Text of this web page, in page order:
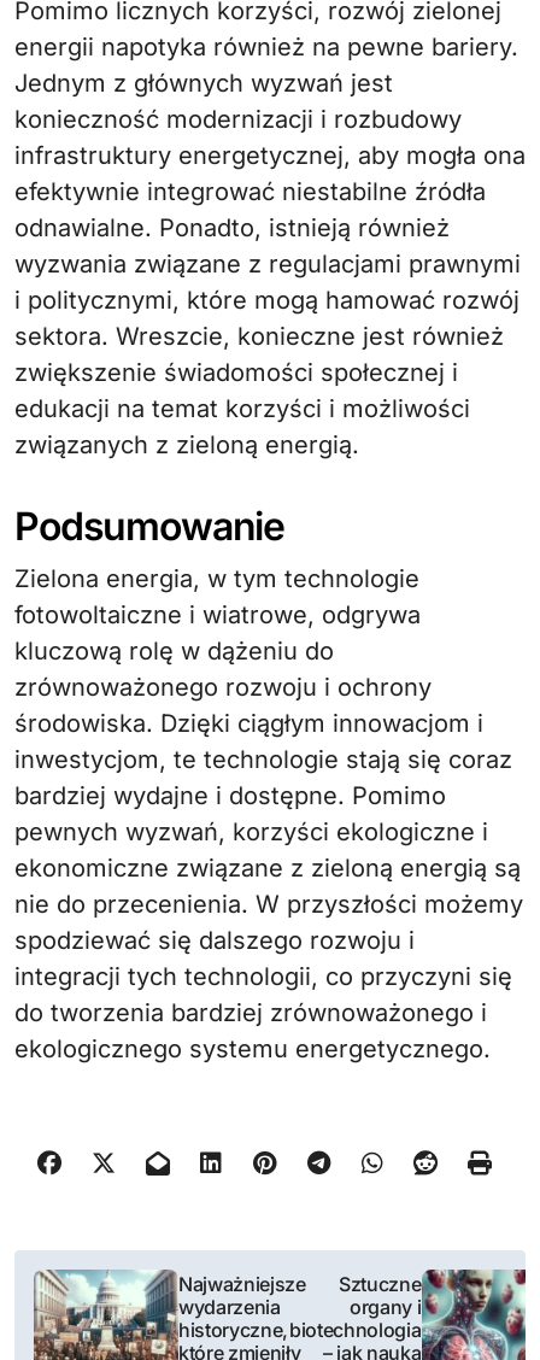
Pomimo licznych korzyści, rozwój zielonej
energii napotyka również na pewne bariery.
Jednym z głównych wyzwań jest
konieczność modernizacji i rozbudowy
infrastruktury energetycznej, aby mogła ona
efektywnie integrować niestabilne źródła
odnawialne. Ponadto, istnieją również
wyzwania związane z regulacjami prawnymi
i politycznymi, które mogą hamować rozwój
sektora. Wreszcie, konieczne jest również
zwiększenie świadomości społecznej i
edukacji na temat korzyści i możliwości
związanych z zieloną energią.
Podsumowanie
Zielona energia, w tym technologie
fotowoltaiczne i wiatrowe, odgrywa
kluczową rolę w dążeniu do
zrównoważonego rozwoju i ochrony
środowiska. Dzięki ciągłym innowacjom i
inwestycjom, te technologie stają się coraz
bardziej wydajne i dostępne. Pomimo
pewnych wyzwań, korzyści ekologiczne i
ekonomiczne związane z zieloną energią są
nie do przecenienia. W przyszłości możemy
spodziewać się dalszego rozwoju i
integracji tych technologii, co przyczyni się
do tworzenia bardziej zrównoważonego i
ekologicznego systemu energetycznego.
N
Najważniejsze
wydarzenia
historyczne,
które zmieniły
Sztuczne
organy i
biotechnologia
– jak nauka